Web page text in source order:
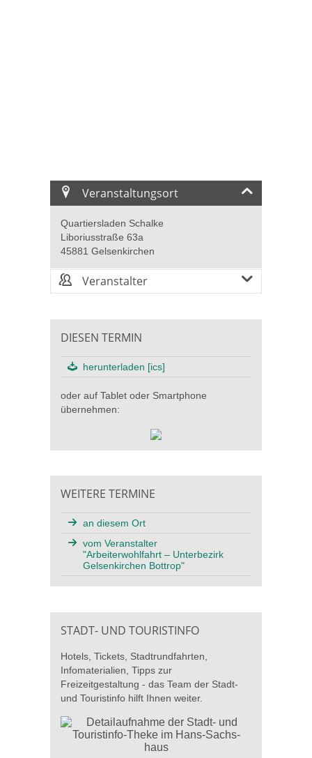
Veranstaltungsort
Quartiersladen Schalke
Liboriusstraße 63a
45881 Gelsenkirchen
Veranstalter
DIESEN TERMIN
herunterladen [ics]
oder auf Tablet oder Smartphone
übernehmen:
WEITERE TERMINE
an diesem Ort
vom Veranstalter
"Arbeiterwohlfahrt – Unterbezirk
Gelsenkirchen Bottrop"
STADT- UND TOURISTINFO
Hotels, Tickets, Stadtrundfahrten,
Infomaterialien, Tipps zur
Freizeitgestaltung - das Team der Stadt-
und Touristinfo hilft Ihnen weiter.